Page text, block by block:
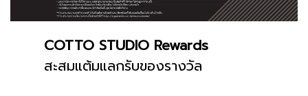
COTTO STUDIO Rewards
สะสมแต้มแลกรับของรางวัล